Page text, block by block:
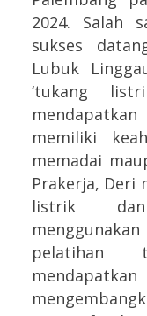
2024. Salah
sukses
Lubuk
‘tukang
memiliki
memadai
Prakerja, Deri
listrik
pelatihan